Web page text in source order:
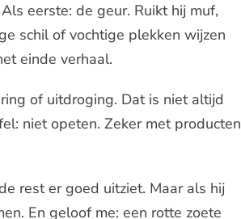
eerste: de geur. Ruikt hij muf,
schil of vochtige plekken wijzen
einde verhaal.
of uitdroging. Dat is niet altijd
niet opeten. Zeker met producten
rest er goed uitziet. Maar als hij
En geloof me: een rotte zoete